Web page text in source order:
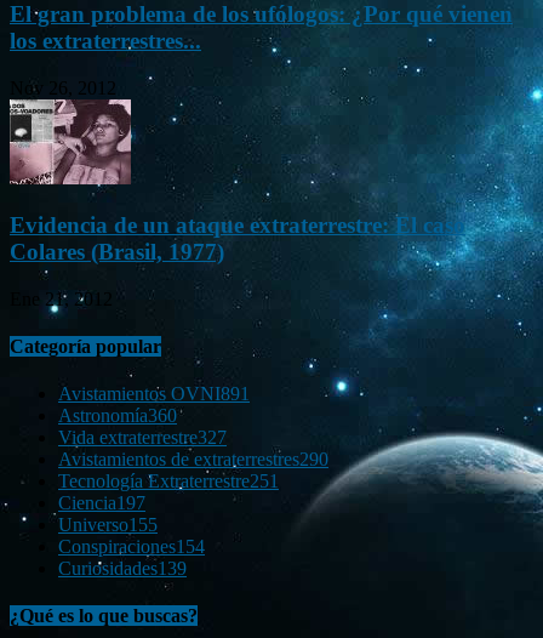
El gran problema de los ufólogos: ¿Por qué vienen
los extraterrestres...
Nov 26, 2012
Evidencia de un ataque extraterrestre: El caso
Colares (Brasil, 1977)
Ene 21, 2012
Categoría popular
Avistamientos OVNI891
Astronomía360
Vida extraterrestre327
Avistamientos de extraterrestres290
Tecnología Extraterrestre251
Ciencia197
Universo155
Conspiraciones154
Curiosidades139
¿Qué es lo que buscas?